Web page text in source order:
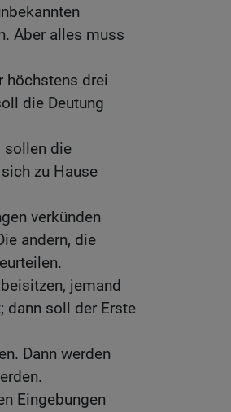
Aber alles muss
höchstens drei
die Deutung
sollen die
zu Hause
verkünden
andern, die
jemand
dann soll der Erste
Dann werden
Eingebungen